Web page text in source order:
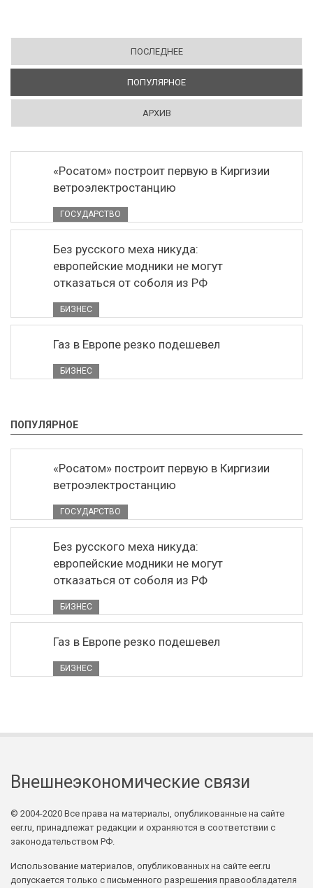
ПОСЛЕДНЕЕ
ПОПУЛЯРНОЕ
АРХИВ
«Росатом» построит первую в Киргизии
ветроэлектростанцию
ГОСУДАРСТВО
Без русского меха никуда:
европейские модники не могут
отказаться от соболя из РФ
БИЗНЕС
Газ в Европе резко подешевел
БИЗНЕС
ПОПУЛЯРНОЕ
«Росатом» построит первую в Киргизии
ветроэлектростанцию
ГОСУДАРСТВО
Без русского меха никуда:
европейские модники не могут
отказаться от соболя из РФ
БИЗНЕС
Газ в Европе резко подешевел
БИЗНЕС
Внешнеэкономические связи
© 2004-2020 Все права на материалы, опубликованные на сайте
eer.ru, принадлежат редакции и охраняются в соответствии с
законодательством РФ.
Использование материалов, опубликованных на сайте eer.ru
допускается только с письменного разрешения правообладателя